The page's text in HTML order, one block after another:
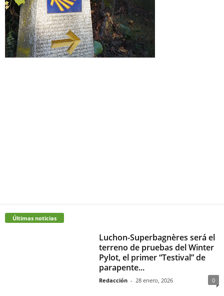
Últimas noticias
Luchon-Superbagnères será el
terreno de pruebas del Winter
Pylot, el primer “Testival” de
parapente...
Redacción - 28 enero, 2026 0